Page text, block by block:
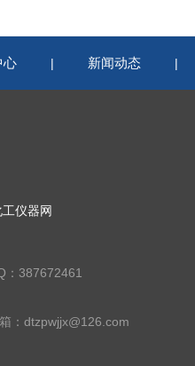
心 | 新闻动态 |
工仪器网
：387672461
：dtzpwjjx@126.com